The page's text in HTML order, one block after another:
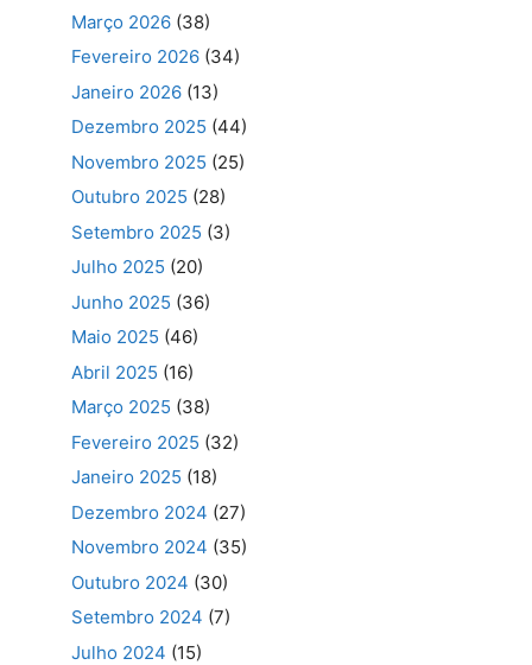
Março 2026 (38)
Fevereiro 2026 (34)
Janeiro 2026 (13)
Dezembro 2025 (44)
Novembro 2025 (25)
Outubro 2025 (28)
Setembro 2025 (3)
Julho 2025 (20)
Junho 2025 (36)
Maio 2025 (46)
Abril 2025 (16)
Março 2025 (38)
Fevereiro 2025 (32)
Janeiro 2025 (18)
Dezembro 2024 (27)
Novembro 2024 (35)
Outubro 2024 (30)
Setembro 2024 (7)
Julho 2024 (15)